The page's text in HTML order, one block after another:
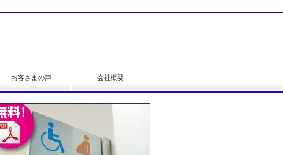
お客さまの声 会社概要